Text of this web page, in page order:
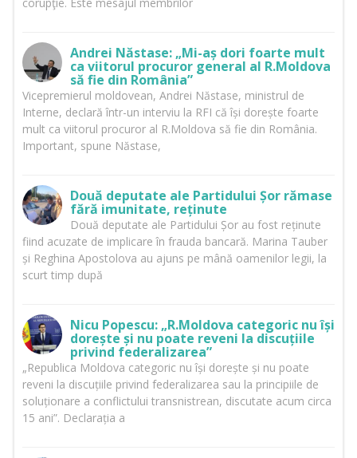
corupţie. Este mesajul membrilor
Andrei Năstase: „Mi-aș dori foarte mult
ca viitorul procuror general al R.Moldova
să fie din România”
Vicepremierul moldovean, Andrei Năstase, ministrul de
Interne, declară într-un interviu la RFI că își dorește foarte
mult ca viitorul procuror al R.Moldova să fie din România.
Important, spune Năstase,
Două deputate ale Partidului Șor rămase
fără imunitate, reținute
Două deputate ale Partidului Șor au fost reținute
fiind acuzate de implicare în frauda bancară. Marina Tauber
și Reghina Apostolova au ajuns pe mână oamenilor legii, la
scurt timp după
Nicu Popescu: „R.Moldova categoric nu își
dorește și nu poate reveni la discuțiile
privind federalizarea”
„Republica Moldova categoric nu își dorește și nu poate
reveni la discuțiile privind federalizarea sau la principiile de
soluționare a conflictului transnistrean, discutate acum circa
15 ani”. Declarația a